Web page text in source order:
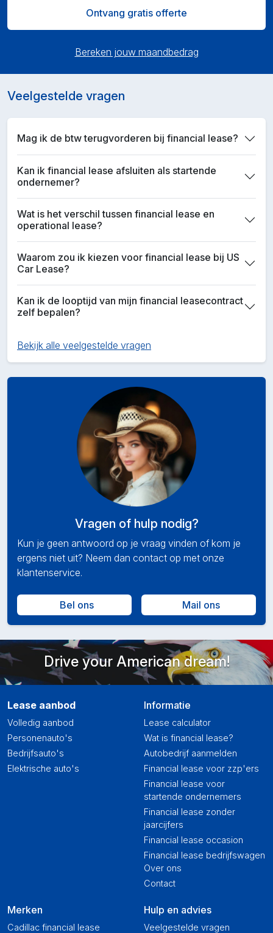
Ontvang gratis offerte
Bereken jouw maandbedrag
Veelgestelde vragen
Mag ik de btw terugvorderen bij financial lease?
Kan ik financial lease afsluiten als startende
ondernemer?
Wat is het verschil tussen financial lease en
operational lease?
Waarom zou ik kiezen voor financial lease bij US
Car Lease?
Kan ik de looptijd van mijn financial leasecontract
zelf bepalen?
Bekijk alle veelgestelde vragen
Vragen of hulp nodig?
Kun je geen antwoord op je vraag vinden of kom je
ergens niet uit? Neem dan contact op met onze
klantenservice.
Bel ons Mail ons
Drive your American dream!
Lease aanbod
Volledig aanbod
Personenauto's
Bedrijfsauto's
Elektrische auto's
Merken
Cadillac financial lease
Informatie
Lease calculator
Wat is financial lease?
Autobedrijf aanmelden
Financial lease voor zzp'ers
Financial lease voor
startende ondernemers
Financial lease zonder
jaarcijfers
Financial lease occasion
Financial lease bedrijfswagen
Over ons
Contact
Hulp en advies
Veelgestelde vragen